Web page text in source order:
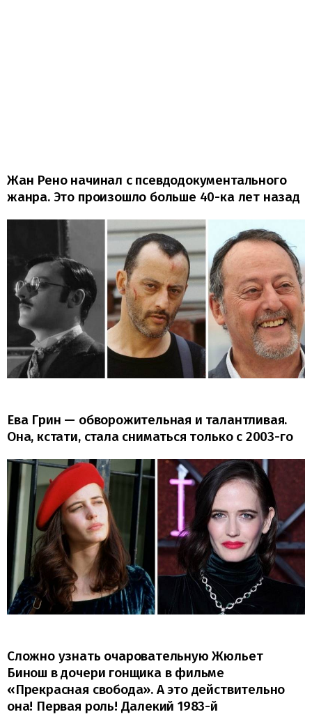
Жан Рено начинал с псевдодокументального
жанра. Это произошло больше 40-ка лет назад
Ева Грин — обворожительная и талантливая.
Она, кстати, стала сниматься только с 2003-го
Сложно узнать очаровательную Жюльет
Бинош в дочери гонщика в фильме
«Прекрасная свобода». А это действительно
она! Первая роль! Далекий 1983-й